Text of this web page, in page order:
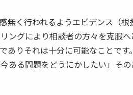
無く行われるようエビデンス（
ングにより相談者の方々を克服
ありそれは十分に可能なことで
る問題をどうにかしたい」その